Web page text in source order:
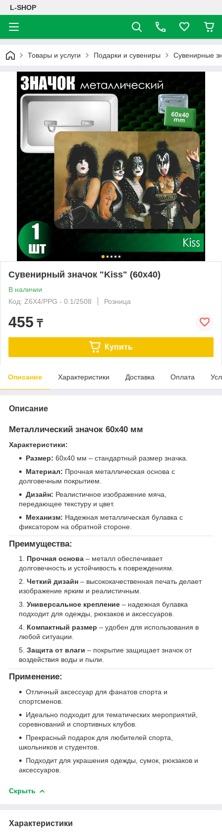
L-SHOP
Товары и услуги Подарки и сувениры Сувенирные
Сувенирный значок "Kiss" (60х40)
В наличии
Код: Z6X4/PPG - 0.1/2508
Розница
455 ₸
Купить
Описание Характеристики Доставка Оплата
Описание
Металлический значок 60х40 мм
Характеристики:
Размер: 60х40 мм – стандартный размер значка.
Материал: Прочная металлическая основа с
долговечным покрытием.
Дизайн: Реалистичное изображение мяча,
передающее текстуру и цвет.
Механизм: Надежная металлическая булавка с
фиксатором на обратной стороне.
Преимущества:
Прочная основа – металл обеспечивает
долговечность и устойчивость к повреждениям.
Четкий дизайн – высококачественная печать делает
изображение ярким и реалистичным.
Универсальное крепление – надежная булавка
подходит для одежды, рюкзаков и аксессуаров.
Компактный размер – удобен для использования в
любой ситуации.
Защита от влаги – покрытие защищает значок от
воздействия воды и пыли.
Применение:
Отличный аксессуар для фанатов спорта и
спортсменов.
Идеально подходит для тематических мероприятий,
соревнований и спортивных клубов.
Прекрасный подарок для любителей спорта,
школьников и студентов.
Подходит для украшения одежды, сумок, рюкзаков и
аксессуаров.
Скрыть
Характеристики